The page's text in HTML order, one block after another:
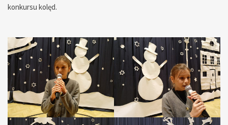
konkursu kolęd.